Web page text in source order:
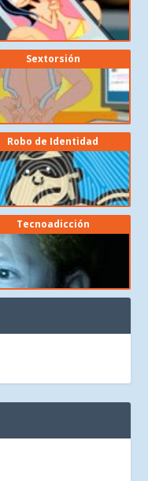
Sextorsión
Robo de Identidad
Tecnoadicción